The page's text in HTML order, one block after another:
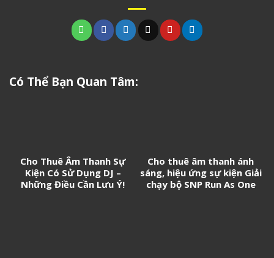
Có Thể Bạn Quan Tâm:
Cho Thuê Âm Thanh Sự
Kiện Có Sử Dụng DJ –
Những Điều Cần Lưu Ý!
Cho thuê âm thanh ánh
sáng, hiệu ứng sự kiện Giải
chạy bộ SNP Run As One